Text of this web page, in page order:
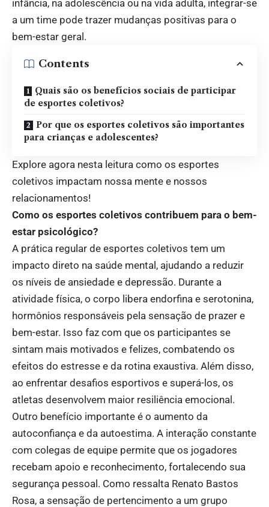
infância, na adolescência ou na vida adulta, integrar-se
a um time pode trazer mudanças positivas para o
bem-estar geral.
Contents
Quais são os benefícios sociais de participar
de esportes coletivos?
Por que os esportes coletivos são importantes
para crianças e adolescentes?
Explore agora nesta leitura como os esportes
coletivos impactam nossa mente e nossos
relacionamentos!
Como os esportes coletivos contribuem para o bem-
estar psicológico?
A prática regular de esportes coletivos tem um
impacto direto na saúde mental, ajudando a reduzir
os níveis de ansiedade e depressão. Durante a
atividade física, o corpo libera endorfina e serotonina,
hormônios responsáveis pela sensação de prazer e
bem-estar. Isso faz com que os participantes se
sintam mais motivados e felizes, combatendo os
efeitos do estresse e da rotina exaustiva. Além disso,
ao enfrentar desafios esportivos e superá-los, os
atletas desenvolvem maior resiliência emocional.
Outro benefício importante é o aumento da
autoconfiança e da autoestima. A interação constante
com colegas de equipe permite que os jogadores
recebam apoio e reconhecimento, fortalecendo sua
segurança pessoal. Como ressalta Renato Bastos
Rosa, a sensação de pertencimento a um grupo